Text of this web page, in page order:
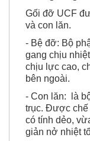
hướng mà gối
Gối đỡ UCF
và con lăn.
- Bệ đỡ: Bộ
gang chịu
chịu lực cao,
bên ngoài.
- Con lăn: là
trục. Được chế
có tính dẻo,